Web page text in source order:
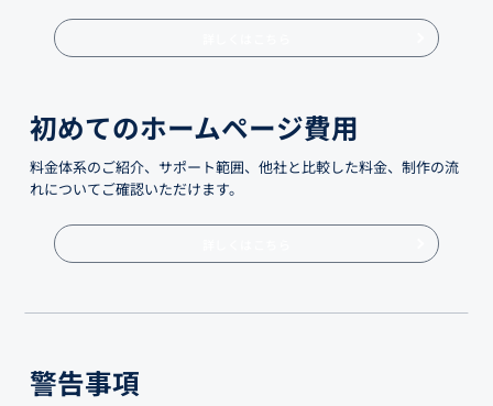
初めてのホームページ費用
料金体系のご紹介、サポート範囲、他社と比較した料金、制作の流
れについてご確認いただけます。
警告事項